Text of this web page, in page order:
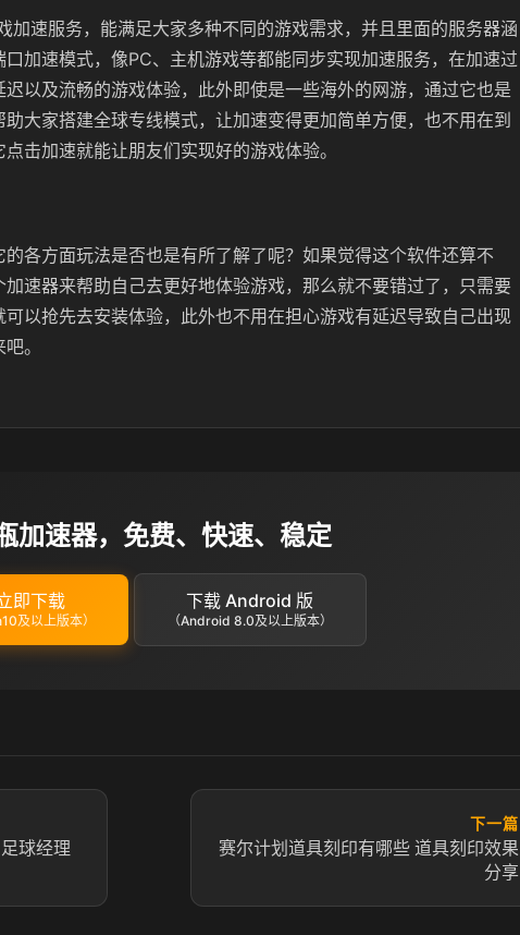
加速服务，能满足大家多种不同的游戏需求，并且里面的服务器涵
加速模式，像PC、主机游戏等都能同步实现加速服务，在加速过
以及流畅的游戏体验，此外即使是一些海外的网游，通过它也是
大家搭建全球专线模式，让加速变得更加简单方便，也不用在到
击加速就能让朋友们实现好的游戏体验。
各方面玩法是否也是有所了解了呢？如果觉得这个软件还算不
速器来帮助自己去更好地体验游戏，那么就不要错过了，只需要
以抢先去安装体验，此外也不用在担心游戏有延迟导致自己出现
。
加速器，免费、快速、稳定
即下载
及以上版本）
下载 Android 版
（Android 8.0及以上版本）
球经理
下一篇
赛尔计划道具刻印有哪些 道具刻印效果
分享